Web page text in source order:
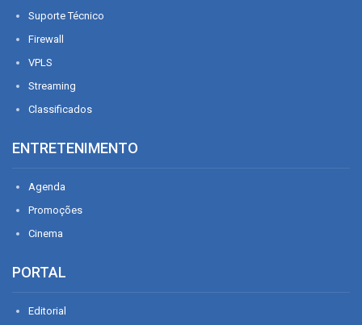
Suporte Técnico
Firewall
VPLS
Streaming
Classificados
ENTRETENIMENTO
Agenda
Promoções
Cinema
PORTAL
Editorial